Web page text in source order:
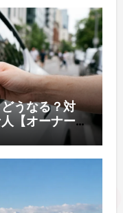
うなる？対
【オーナー